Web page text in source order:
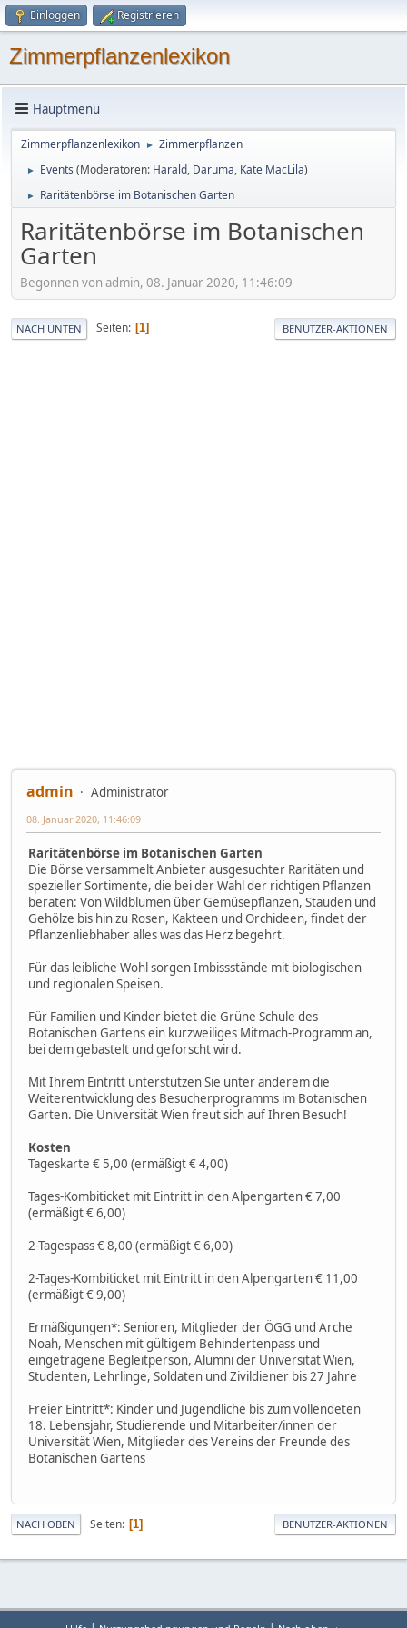
Einloggen Registrieren
Zimmerpflanzenlexikon
Hauptmenü
Zimmerpflanzenlexikon ► Zimmerpflanzen
► Events (Moderatoren: Harald, Daruma, Kate MacLila)
► Raritätenbörse im Botanischen Garten
Raritätenbörse im Botanischen
Garten
Begonnen von admin, 08. Januar 2020, 11:46:09
NACH UNTEN Seiten 1 BENUTZER-AKTIONEN
admin Administrator
08. Januar 2020, 11:46:09
Raritätenbörse im Botanischen Garten
Die Börse versammelt Anbieter ausgesuchter Raritäten und
spezieller Sortimente, die bei der Wahl der richtigen Pflanzen
beraten: Von Wildblumen über Gemüsepflanzen, Stauden und
Gehölze bis hin zu Rosen, Kakteen und Orchideen, findet der
Pflanzenliebhaber alles was das Herz begehrt.
Für das leibliche Wohl sorgen Imbissstände mit biologischen
und regionalen Speisen.
Für Familien und Kinder bietet die Grüne Schule des
Botanischen Gartens ein kurzweiliges Mitmach-Programm an,
bei dem gebastelt und geforscht wird.
Mit Ihrem Eintritt unterstützen Sie unter anderem die
Weiterentwicklung des Besucherprogramms im Botanischen
Garten. Die Universität Wien freut sich auf Ihren Besuch!
Kosten
Tageskarte € 5,00 (ermäßigt € 4,00)
Tages-Kombiticket mit Eintritt in den Alpengarten € 7,00
(ermäßigt € 6,00)
2-Tagespass € 8,00 (ermäßigt € 6,00)
2-Tages-Kombiticket mit Eintritt in den Alpengarten € 11,00
(ermäßigt € 9,00)
Ermäßigungen*: Senioren, Mitglieder der ÖGG und Arche
Noah, Menschen mit gültigem Behindertenpass und
eingetragene Begleitperson, Alumni der Universität Wien,
Studenten, Lehrlinge, Soldaten und Zivildiener bis 27 Jahre
Freier Eintritt*: Kinder und Jugendliche bis zum vollendeten
18. Lebensjahr, Studierende und Mitarbeiter/innen der
Universität Wien, Mitglieder des Vereins der Freunde des
Botanischen Gartens
NACH OBEN Seiten 1 BENUTZER-AKTIONEN